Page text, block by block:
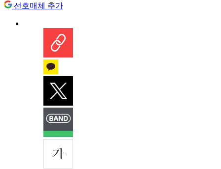
선호매체 추가